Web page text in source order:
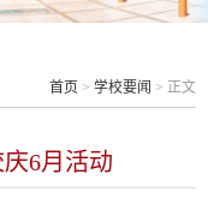
首页 > 学校要闻 > 正文
6月活动